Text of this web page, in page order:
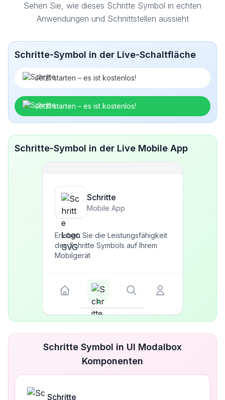
Sehen Sie, wie dieses Schritte Symbol in echten
Anwendungen und Schnittstellen aussieht
Schritte-Symbol in der Live-Schaltfläche
Jetzt starten – es ist kostenlos!
Jetzt starten – es ist kostenlos!
Schritte-Symbol in der Live Mobile App
Schritte
Mobile App
Erleben Sie die Leistungsfähigkeit
des Schritte Symbols auf Ihrem
Mobilgerät
Schritte Symbol in UI Modalbox
Komponenten
Schritte